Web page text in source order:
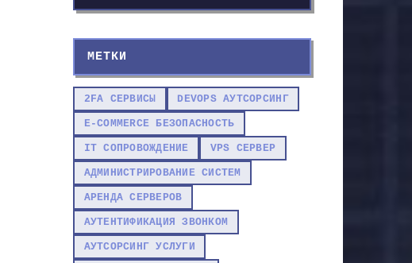
МЕТКИ
2FA СЕРВИСЫ DEVOPS АУТСОРСИНГ
E-COMMERCE БЕЗОПАСНОСТЬ
IT СОПРОВОЖДЕНИЕ VPS СЕРВЕР
АДМИНИСТРИРОВАНИЕ СИСТЕМ
АРЕНДА СЕРВЕРОВ
АУТЕНТИФИКАЦИЯ ЗВОНКОМ
АУТСОРСИНГ УСЛУГИ